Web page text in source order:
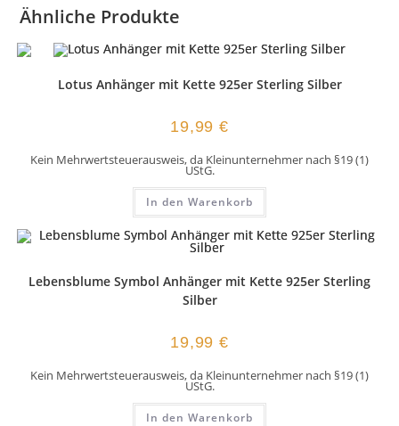
Ähnliche Produkte
Lotus Anhänger mit Kette 925er Sterling Silber
19,99€
Kein Mehrwertsteuerausweis, da Kleinunternehmer nach §19 (1)
UStG.
In den Warenkorb
Lebensblume Symbol Anhänger mit Kette 925er Sterling
Silber
19,99€
Kein Mehrwertsteuerausweis, da Kleinunternehmer nach §19 (1)
UStG.
In den Warenkorb